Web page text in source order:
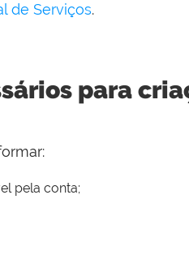
de Serviços.
para
pela conta;